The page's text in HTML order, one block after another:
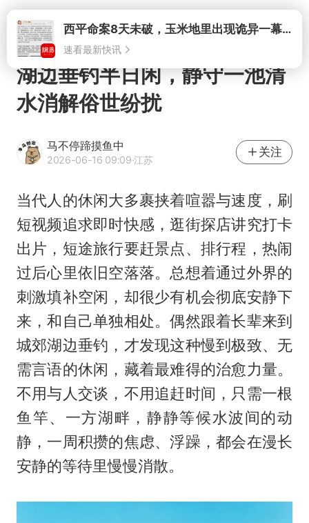
打开
湖边垂钓半日闲，静守一池清
水消解俗世纷扰
马不停蹄摸鱼中
2026-06-16 09:09·江苏
关注
当代人的休闲大多裹挟着喧嚣与速度，刷
短视频追求即时快感，逛街探店讲究打卡
出片，短途旅行要赶景点、排行程，热闹
过后心里依旧空落落。总想着通过外界的
刺激填补空闲，却很少有机会彻底安静下
来，和自己单独相处。偶然跟着长辈来到
城郊湖边垂钓，才发现这种慢到极致、无
需言语的休闲，藏着最难得的治愈力量。
不用与人交谈，不用追赶时间，只需一根
鱼竿、一方湖畔，静静等候水波间的动
静，一周积攒的焦虑、浮躁，都会在漫长
安静的等待里慢慢消散。